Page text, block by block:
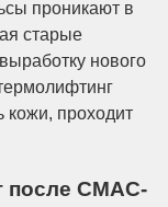
проникают в
старые
нового
кожи, проходит
после СМАС-